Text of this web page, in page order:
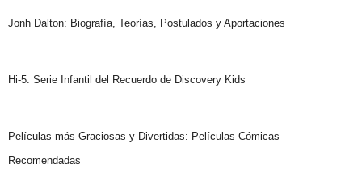
Jonh Dalton: Biografía, Teorías, Postulados y Aportaciones
Hi-5: Serie Infantil del Recuerdo de Discovery Kids
Películas más Graciosas y Divertidas: Películas Cómicas
Recomendadas